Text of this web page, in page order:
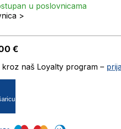
u poslovnicama
>
€
naš Loyalty program –